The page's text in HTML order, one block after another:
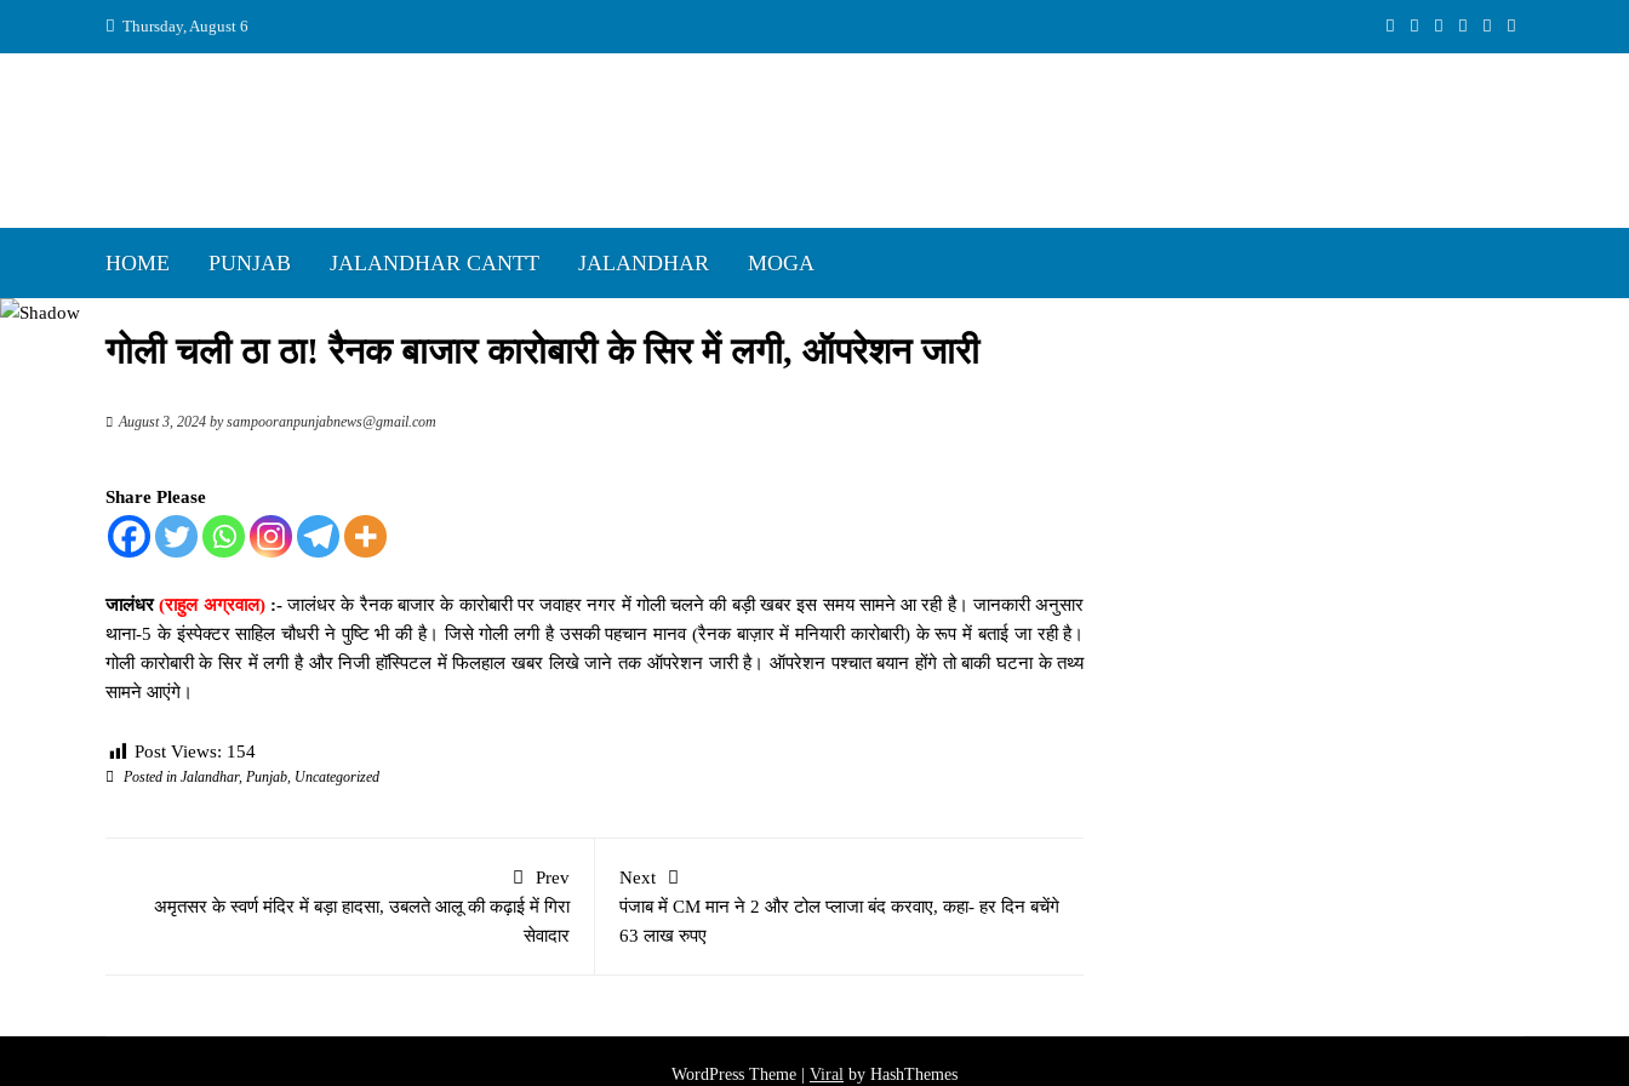
Thursday, August 6
HOME PUNJAB JALANDHAR CANTT JALANDHAR MOGA
गोली चली ठा ठा! रैनक बाजार कारोबारी के सिर में लगी, ऑपरेशन जारी
August 3, 2024 bysampooranpunjabnews@gmail.com
Share Please
जालंधर(राहुल अग्रवाल):-जालंधर के रैनक बाजार के कारोबारी पर जवाहर नगर में गोली चलने की बड़ी खबर इस समय सामने आ रही है। जानकारी अनुसार
थाना-5 के इंस्पेक्टर साहिल चौधरी ने पुष्टि भी की है। जिसे गोली लगी है उसकी पहचान मानव (रैनक बाज़ार में मनियारी कारोबारी) के रूप में बताई जा रही है।
गोली कारोबारी के सिर में लगी है और निजी हॉस्पिटल में फिलहाल खबर लिखे जाने तक ऑपरेशन जारी है। ऑपरेशन पश्चात बयान होंगे तो बाकी घटना के तथ्य
सामने आएंगे।
Post Views: 154
Posted in Jalandhar, Punjab, Uncategorized
Prev
अमृतसर के स्वर्ण मंदिर में बड़ा हादसा, उबलते आलू की कढ़ाई में गिरा
सेवादार
Next
पंजाब में CM मान ने 2 और टोल प्लाजा बंद करवाए, कहा- हर दिन बचेंगे
63 लाख रुपए
WordPress Theme | Viral by HashThemes